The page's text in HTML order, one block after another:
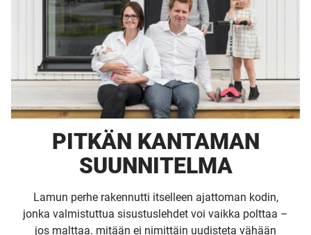
PITKÄN KANTAMAN
SUUNNITELMA
Lamun perhe rakennutti itselleen ajattoman kodin,
jonka valmistuttua sisustuslehdet voi vaikka polttaa –
jos malttaa. mitään ei nimittäin uudisteta vähään